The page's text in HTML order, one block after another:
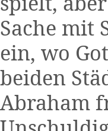
Sache mit
ein, wo
beiden
Abraham